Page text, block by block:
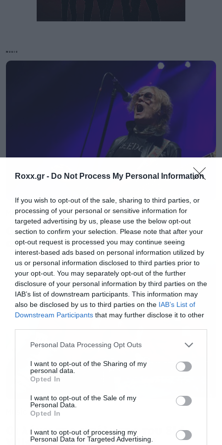
Roxx.gr - Do Not Process My Personal Information
If you wish to opt-out of the sale, sharing to third parties, or
processing of your personal or sensitive information for
targeted advertising by us, please use the below opt-out
section to confirm your selection. Please note that after your
opt-out request is processed you may continue seeing
interest-based ads based on personal information utilized by
us or personal information disclosed to third parties prior to
your opt-out. You may separately opt-out of the further
disclosure of your personal information by third parties on the
IAB’s list of downstream participants. This information may
also be disclosed by us to third parties on the IAB’s List of
Downstream Participants that may further disclose it to other
Please note that this website/app uses one or more Google
not limited to your visit or usage behaviour. You may click to
grant or deny consent to Google and its third-party tags to
use your data for below specified purposes in below Google
consent section.
Personal Data Processing Opt Outs
I want to opt-out of the Sharing of my
personal data.
Opted In
I want to opt-out of the Sale of my
Personal Data.
Opted In
I want to opt-out of processing my
Personal Data for Targeted Advertising.
Avenged Sevenfold
To συγκρότημα επέστρεψε δισκογραφικά
μετά από επτά χρόνια με το Life is but a
dream, το πιο πειραματικό άλμπουμ της
καριέρας τους και έχουν προγραμματισμένες
εμφανίσεις στην Αμερική για ολόκληρο το
2023. Θεωρούμε δεδομένο ότι με την παρουσία
τους θα δεσπόζουν στα ευρωπαϊκά φεστιβάλ
του 2024 και ήρθε η ώρα επιτέλους η ώρα να
δούμε ένα από τα μεγαλύτερα ονόματα της
τελευταίας 20ετίας στην Ελλάδα.
MUSIC
Music
Ο Glenn Hughes αποσύρθηκε
από τις ζωντανές εμφανίσεις
Οι λόγοι της απόλυσης του Sid